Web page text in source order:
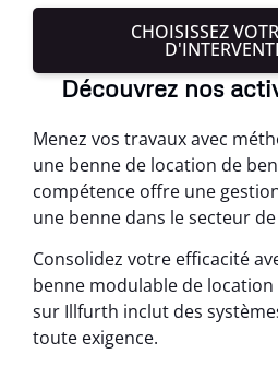
CHOISISSEZ
Découvrez nos
Menez vos travaux avec
une benne de location de
compétence offre une
une benne dans le secteur
Consolidez votre efficacité
benne modulable de
sur Illfurth inclut des
toute exigence.